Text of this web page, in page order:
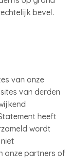
bevel.
van onze
van derden
heeft
wordt
onze partners of